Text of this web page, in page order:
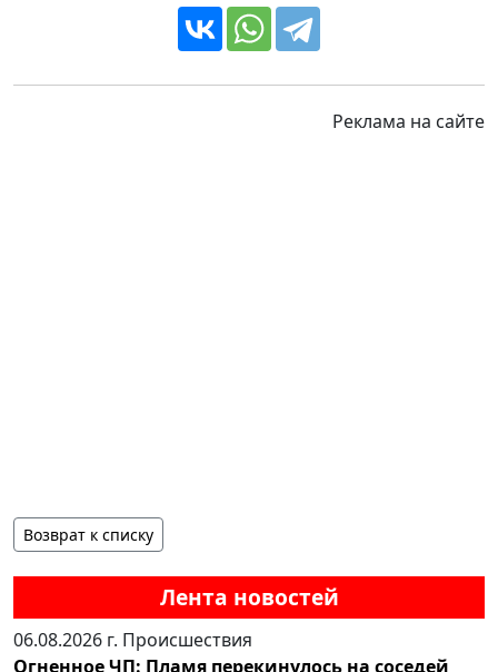
Лента новостей
06.08.2026 г. Происшествия
Огненное ЧП: Пламя перекинулось на соседей
Реклама на сайте
Возврат к списку